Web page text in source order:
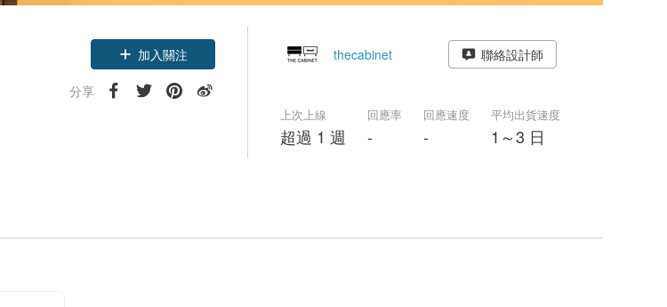
加入關注
分享
thecabinet 聯絡設計師
上次上線
超過 1 週
回應率
-
回應速度
-
平均出貨速度
1～3 日